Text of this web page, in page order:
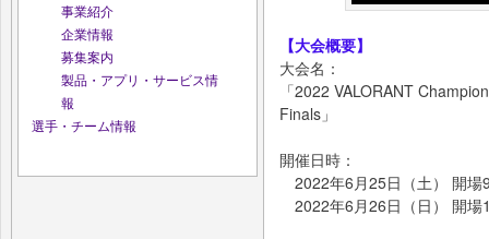
事業紹介
企業情報
募集案内
製品・アプリ・サービス情
報
選手・チーム情報
【大会概要】
大会名：
「2022 VALORANT
Finals」
開催日時：
2022年6月25日（土） 開
2022年6月26日（日） 開場